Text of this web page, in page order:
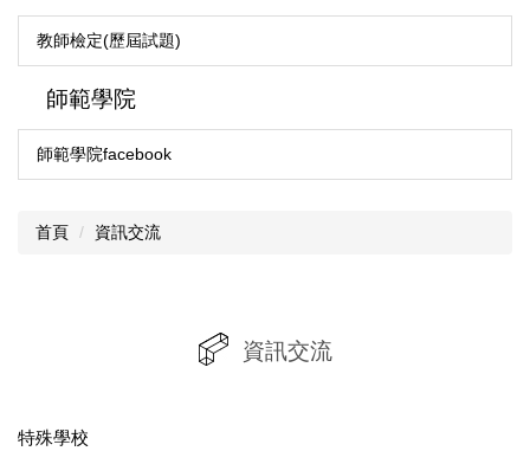
教師檢定(歷屆試題)
師範學院
師範學院facebook
首頁 資訊交流
資訊交流
特殊學校